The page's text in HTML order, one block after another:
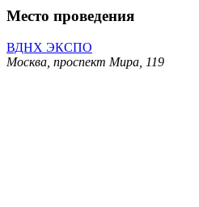
Место проведения
ВДНХ ЭКСПО
Москва, проспект Мира, 119